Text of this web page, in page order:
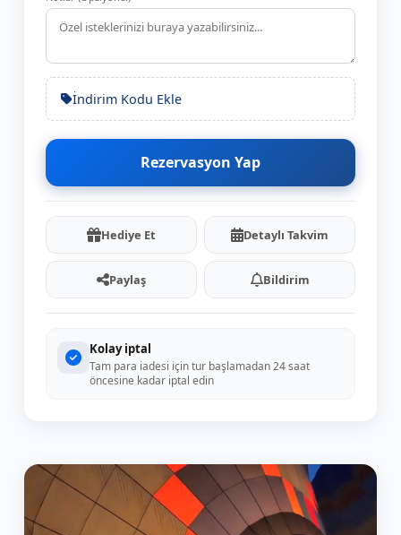
İndirim Kodu Ekle
Rezervasyon Yap
Hediye Et Detaylı Takvim
Paylaş Bildirim
Kolay iptal
Tam para iadesi için tur başlamadan 24 saat
öncesine kadar iptal edin